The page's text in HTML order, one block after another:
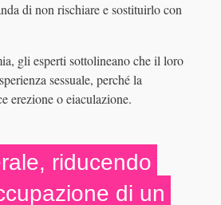
di non rischiare e sostituirlo con
gli esperti sottolineano che il loro
sessuale, perché la
erezione o eiaculazione.
riducendo
di un